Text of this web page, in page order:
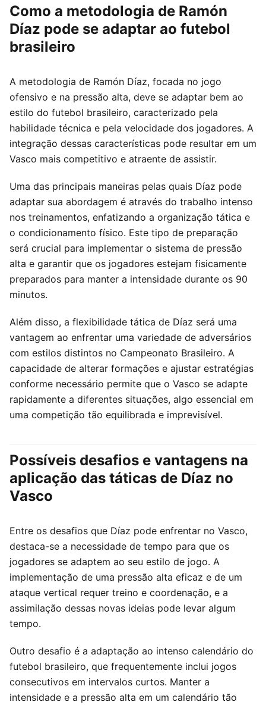
Como a metodologia de Ramón
Díaz pode se adaptar ao futebol
brasileiro
A metodologia de Ramón Díaz, focada no jogo
ofensivo e na pressão alta, deve se adaptar bem ao
estilo do futebol brasileiro, caracterizado pela
habilidade técnica e pela velocidade dos jogadores. A
integração dessas características pode resultar em um
Vasco mais competitivo e atraente de assistir.
Uma das principais maneiras pelas quais Díaz pode
adaptar sua abordagem é através do trabalho intenso
nos treinamentos, enfatizando a organização tática e
o condicionamento físico. Este tipo de preparação
será crucial para implementar o sistema de pressão
alta e garantir que os jogadores estejam fisicamente
preparados para manter a intensidade durante os 90
minutos.
Além disso, a flexibilidade tática de Díaz será uma
vantagem ao enfrentar uma variedade de adversários
com estilos distintos no Campeonato Brasileiro. A
capacidade de alterar formações e ajustar estratégias
conforme necessário permite que o Vasco se adapte
rapidamente a diferentes situações, algo essencial em
uma competição tão equilibrada e imprevisível.
Possíveis desafios e vantagens na
aplicação das táticas de Díaz no
Vasco
Entre os desafios que Díaz pode enfrentar no Vasco,
destaca-se a necessidade de tempo para que os
jogadores se adaptem ao seu estilo de jogo. A
implementação de uma pressão alta eficaz e de um
ataque vertical requer treino e coordenação, e a
assimilação dessas novas ideias pode levar algum
tempo.
Outro desafio é a adaptação ao intenso calendário do
futebol brasileiro, que frequentemente inclui jogos
consecutivos em intervalos curtos. Manter a
intensidade e a pressão alta em um calendário tão